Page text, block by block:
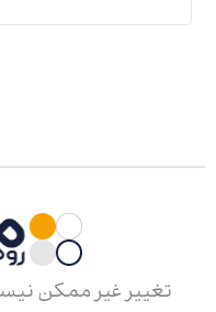
تغییر غیر ممکن